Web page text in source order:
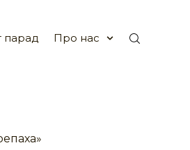
парад Про нас